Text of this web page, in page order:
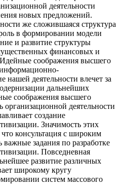
деятельности
новых предложений.
же сложившаяся структура
в формировании модели
и развитие структуры
финансовых и
соображения высшего
нашей деятельности влечет за
дальнейших
соображения высшего
организационной деятельности
создание
Значимость этих
консультация с широким
задания по разработке
Повседневная
развитие различных
широкому кругу
систем массового